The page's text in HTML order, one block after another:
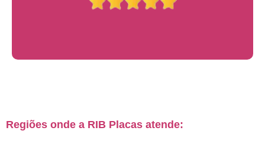
Regiões onde a RIB Placas atende: